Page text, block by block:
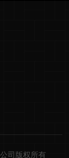
司版权所有